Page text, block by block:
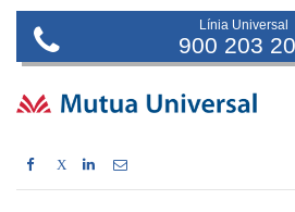
Línia Universal
900 203
X